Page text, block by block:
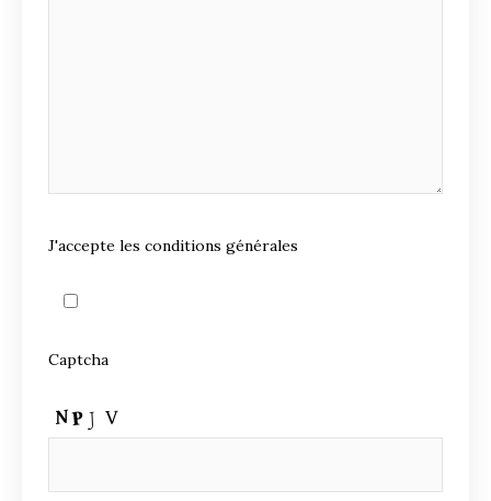
J'accepte les conditions générales
Captcha